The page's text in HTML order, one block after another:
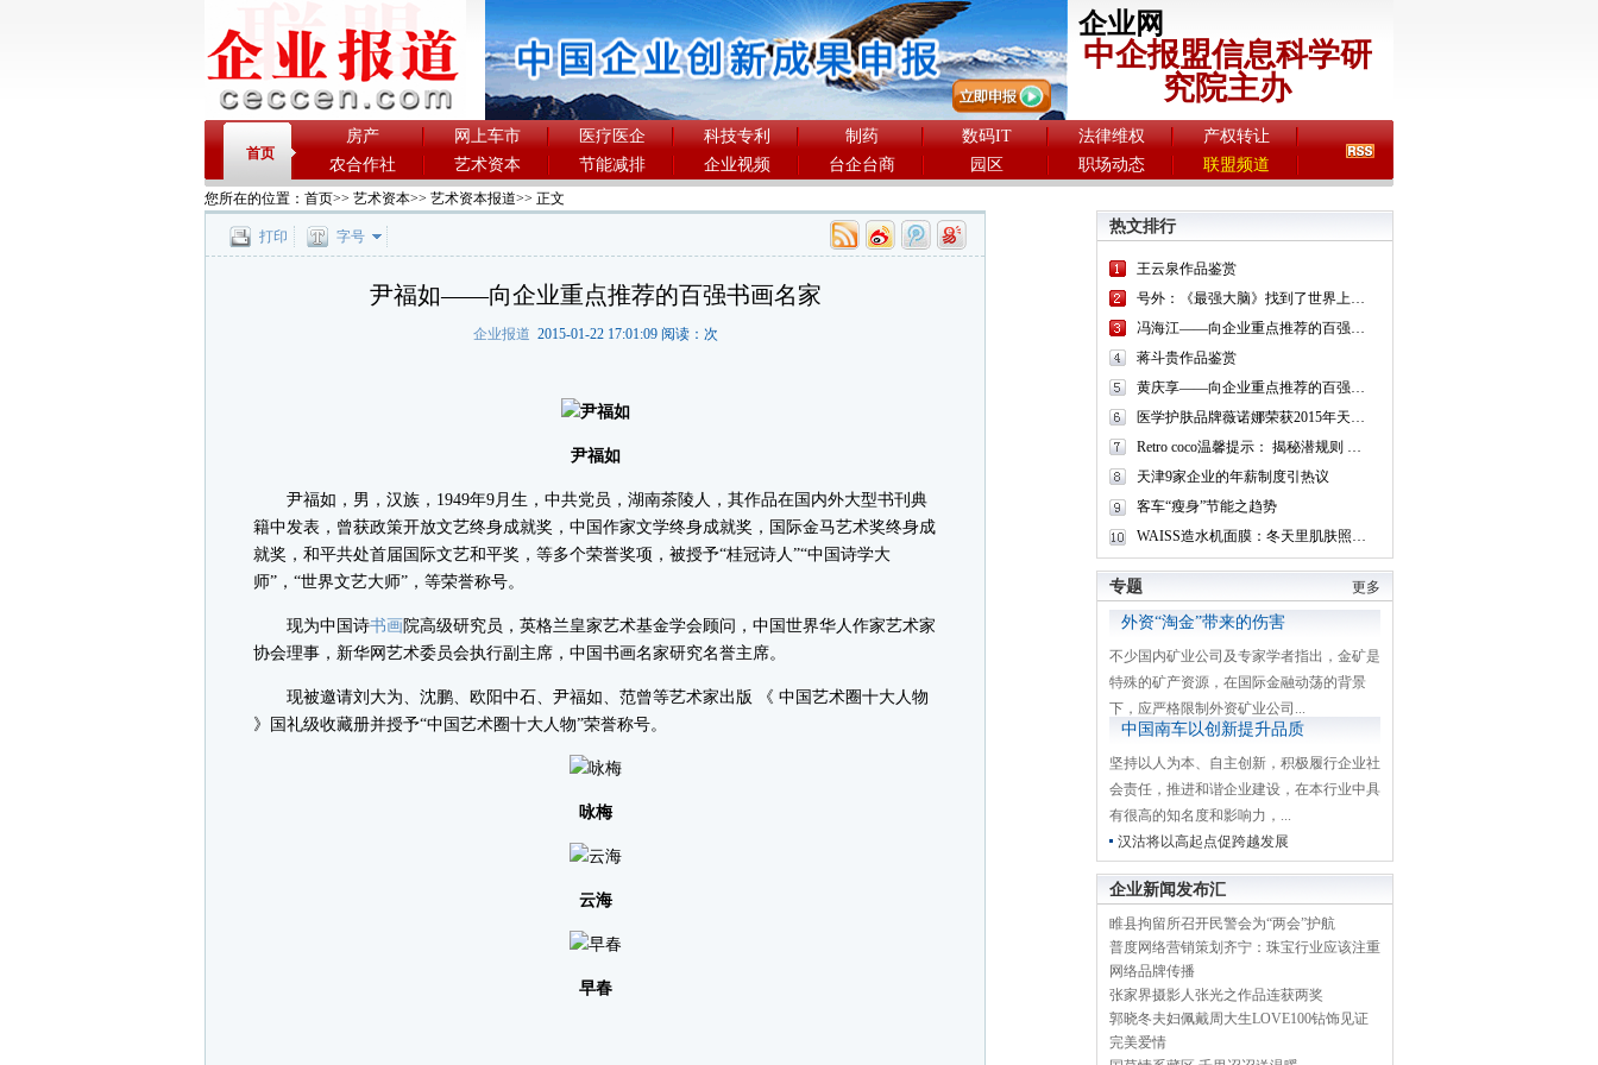
企业网
中企报盟信息科学研
究院主办
首页
房产 网上车市 医疗医企 科技专利 制药 数码IT 法律维权
产权转让
农合作社
艺术资本 节能减排 企业视频 台企台商 园区 职场动态 联盟频道
您所在的位置： 首页>> 艺术资本>> 艺术资本报道>> 正文
打印 字号
尹福如——向企业重点推荐的百强书画名家
企业报道 2015-01-22 17:01:09 阅读： 次
尹福如
尹福如，男，汉族，1949年9月生，中共党员，湖南茶陵人，其作品在国内外大型书刊典
籍中发表，曾获政策开放文艺终身成就奖，中国作家文学终身成就奖，国际金马艺术奖终身成
就奖，和平共处首届国际文艺和平奖，等多个荣誉奖项，被授予“桂冠诗人”“中国诗学大
师”，“世界文艺大师”，等荣誉称号。
现为中国诗书画 院高级研究员，英格兰皇家艺术基金学会顾问，中国世界华人作家艺术家
协会理事，新华网艺术委员会执行副主席，中国书画名家研究名誉主席。
现被邀请刘大为、沈鹏、欧阳中石、尹福如、范曾等艺术家出版 《 中国艺术圈十大人物
》国礼级收藏册并授予“中国艺术圈十大人物”荣誉称号。
咏梅
云海
早春
热文排行
王云泉作品鉴赏
号外：《最强大脑》找到了世界上最聪明的人！
冯海江——向企业重点推荐的百强书画名家
蒋斗贵作品鉴赏
黄庆享——向企业重点推荐的百强书画名家
医学护肤品牌薇诺娜荣获2015年天猫美妆盛典金妆奖
Retro coco温馨提示： 揭秘潜规则 “朋友圈”面膜可别毁了你的脸
天津9家企业的年薪制度引热议
客车“瘦身”节能之趋势
WAISS造水机面膜：冬天里肌肤照样很任性
更多
专题
外资“淘金”带来的伤害
不少国内矿业公司及专家学者指出，金矿是
特殊的矿产资源，在国际金融动荡的背景
下，应严格限制外资矿业公司...
中国南车以创新提升品质
坚持以人为本、自主创新，积极履行企业社
会责任，推进和谐企业建设，在本行业中具
有很高的知名度和影响力，...
汉沽将以高起点促跨越发展
企业新闻发布汇
睢县拘留所召开民警会为“两会”护航
普度网络营销策划齐宁：珠宝行业应该注重
网络品牌传播
张家界摄影人张光之作品连获两奖
郭晓冬夫妇佩戴周大生LOVE100钻饰见证
完美爱情